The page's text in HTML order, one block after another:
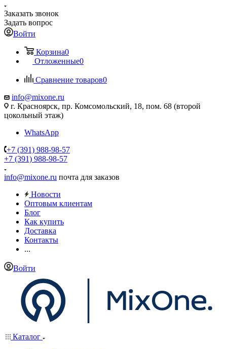
Заказать звонок
Задать вопрос
Войти
Корзина0
Отложенные0
Сравнение товаров0
info@mixone.ru
г. Красноярск, пр. Комсомольский, 18, пом. 68 (второй
цокольный этаж)
WhatsApp
+7 (391) 988-98-57
+7 (391) 988-98-57
info@mixone.ru почта для заказов
Новости
Оптовым клиентам
Блог
Как купить
Доставка
Контакты
...
Войти
Каталог